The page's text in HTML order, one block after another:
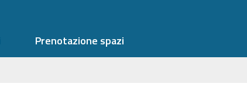
Prenotazione spazi